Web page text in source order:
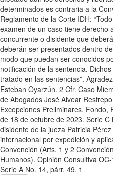
determinados es contraria a la
Reglamento de la Corte IDH:
examen de un caso tiene derecho
concurrente o disidente que
deberán ser presentados dentro
modo que puedan ser conocidos
notificación de la sentencia.
tratado en las sentencias”.
Esteban Oyarzún. 2 Cfr. Caso
de Abogados José Alvear
Excepciones Preliminares, Fondo,
de 18 de octubre de 2023. Serie
disidente de la jueza Patricia
internacional por expedición y
Convención (Arts. 1 y 2
Humanos). Opinión Consultiva
Serie A No. 14, párr. 49. 1